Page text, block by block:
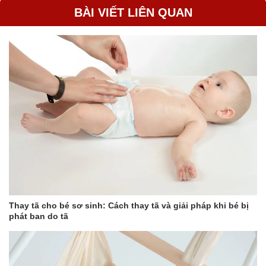
Nếu sử dụng máy tiệt trùng hơi nước hay lò vi sóng, đồ dùng bị
hạn chế cho vào máy với máy tiệt trùng – sấy khô tia UVC toàn
bộ thiết bị máy móc, đồ chơi, đồ dùng trong gia đình đều có thể
cho vào tiệt trùng.
BÀI VIẾT LIÊN QUAN
Thay tã cho bé sơ sinh: Cách thay tã và giải pháp khi bé bị
phát ban do tã